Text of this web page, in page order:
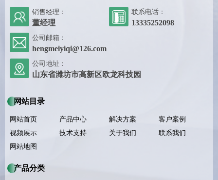
销售经理：
董经理
联系电话：
13335252098
公司邮箱：
hengmeiyiqi@126.com
公司地址：
山东省潍坊市高新区欧龙科技园
网站目录
网站首页 产品中心 解决方案
客户案例
视频展示
技术支持 关于我们
联系我们
网站地图
产品分类